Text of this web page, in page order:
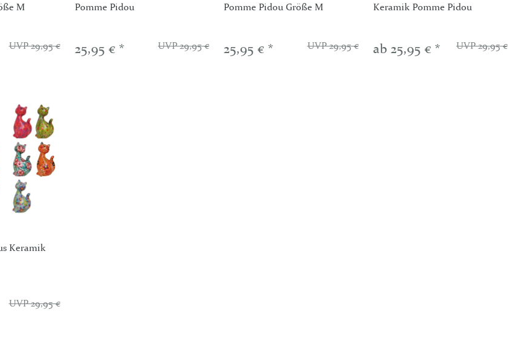
M
UVP 29,95 €
Pomme Pidou
UVP 29,95 €
25,95 € *
Pomme Pidou Größe M
UVP 29,95 €
25,95 € *
Keramik Pomme Pidou
UVP 29,95 €
ab 25,95 € *
Keramik
UVP 29,95 €